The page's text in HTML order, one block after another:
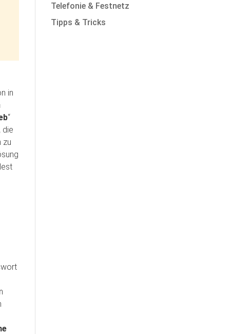
in
“
die
zu
Telefonie & Festnetz
Tipps & Tricks